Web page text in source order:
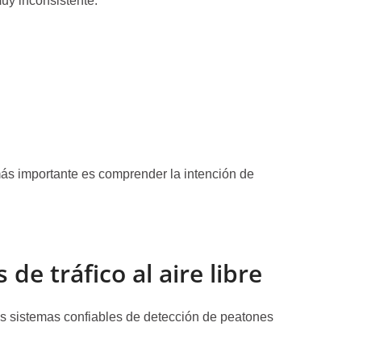
importante es comprender la intención de
de tráfico al aire libre
sistemas confiables de detección de peatones